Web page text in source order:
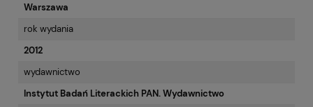
Warszawa
rok wydania
2012
wydawnictwo
Instytut Badań Literackich PAN. Wydawnictwo